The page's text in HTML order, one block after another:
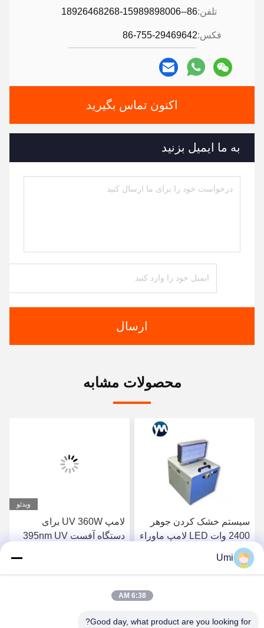
تلفن:86--18926468268-15989898006
فکس:86-755-29469642
اکنون تماس بگیرید
به ما ایمیل بزنید
ارسال
محصولات مشابه
سیستم خشک کردن جوهر
2400 وات LED لامپ ماوراء
بنفش UV خنک کننده آب
بهترین قیمت را دریافت
ویدئو
لامپ UV 360W برای
دستگاه آفست 395nm UV
بهترین قیمت را دریافت
Umi
6:38 AM
Good day, what product are you looking for?